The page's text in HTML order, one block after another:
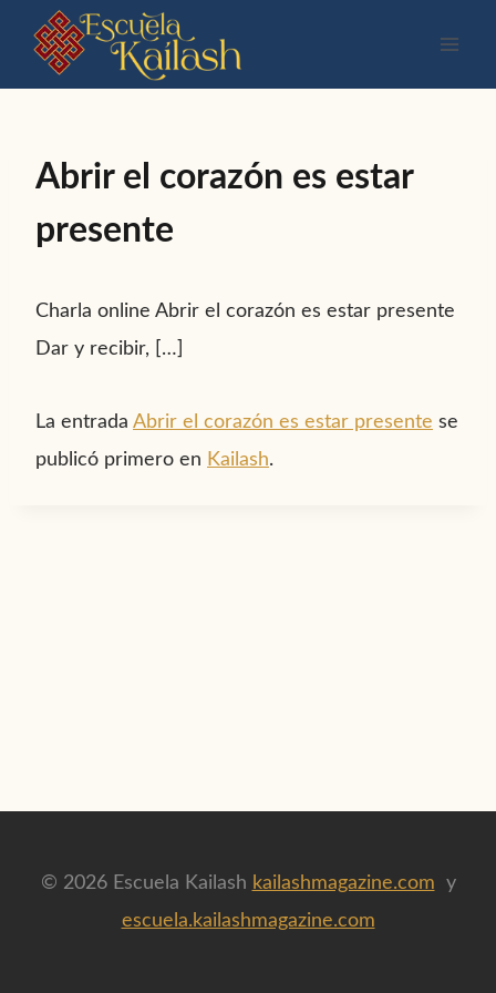
Saltar
contenido
Abrir el corazón es estar
presente
Charla online Abrir el corazón es estar presente
Dar y recibir, […]
La entrada Abrir el corazón es estar presente se
publicó primero en Kailash.
© 2026 Escuela Kailash kailashmagazine.com y
escuela.kailashmagazine.com